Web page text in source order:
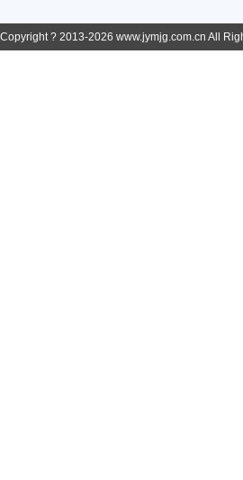
Copyright ? 2013-2026 www.jymjg.com.cn All